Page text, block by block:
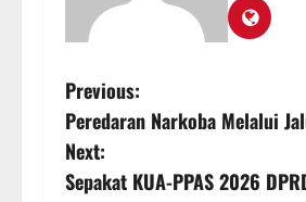
Previous:
Peredaran Narkoba Melalui
Next:
Sepakat KUA-PPAS 2026